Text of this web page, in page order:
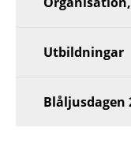
Utbildningar
Blåljusdagen